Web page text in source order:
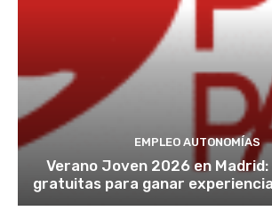
EMPLEO AUTONOMÍAS
Verano Joven 2026 en
gratuitas para ganar